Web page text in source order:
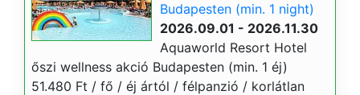
Budapesten (min. 1 night)
2026.09.01 - 2026.11.30
Aquaworld Resort Hotel
őszi wellness akció Budapesten (min. 1 éj)
51.480 Ft / fő / éj ártól / félpanzió / korlátlan